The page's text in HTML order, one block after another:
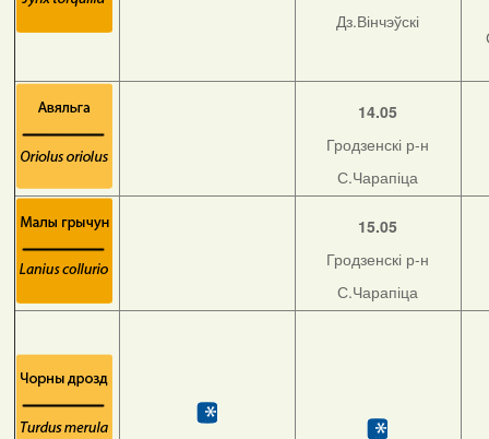
Дз.Вінчэўскі
14.05
Гродзенскі р-н
С.Чарапіца
15.05
Гродзенскі р-н
С.Чарапіца